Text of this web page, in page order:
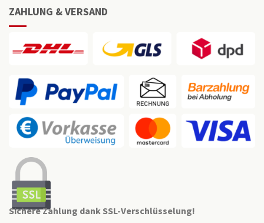
ZAHLUNG & VERSAND
Sichere Zahlung dank SSL-Verschlüsselung!